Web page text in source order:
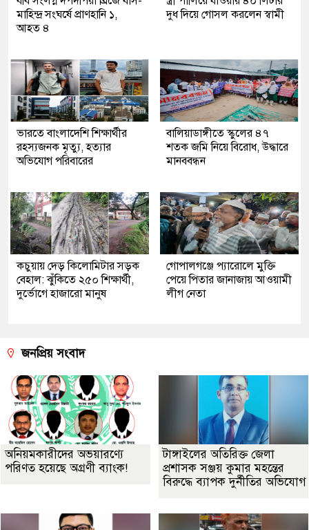
মাহিন্দ্র সংঘর্ষে প্রাণহানি ১,
আহত ৪
দুধ দিয়ে গোসল করলেন স্বামী
ভারতে বাংলাদেশি শিক্ষার্থীর
রহস্যজনক মৃত্যু, হত্যার
অভিযোগ পরিবারের
বালিয়াডাঙ্গীতে স্কুলের ৪৭
শতক জমি নিয়ে বিরোধ, উদ্ধারে
মানববন্ধন
কচুয়ায় দেড় কিলোমিটার সড়ক
বেহাল: ঝুঁকিতে ২৫০ শিক্ষার্থী,
দুর্ভোগে হাজারো মানুষ
গোপালগঞ্জে প্যারোলে মুক্তি
পেয়ে পিতার জানাজায় আওয়ামী
লীগ নেতা
জনপ্রিয় সংবাদ
অনিয়মকারীদের অভয়ারণ্যে
পরিণত হয়েছে অগ্রণী ব্যাংক!
টাঙ্গাইলের অতিরিক্ত জেলা
প্রশাসক সঞ্জয় কুমার মহন্তের
বিরুদ্ধে ব্যাপক দুর্নীতির অভিযোগ